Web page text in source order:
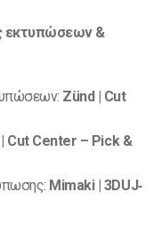
εκτυπώσεων &
Zünd | Cut
Cut Center – Pick &
Mimaki | 3DUJ‐